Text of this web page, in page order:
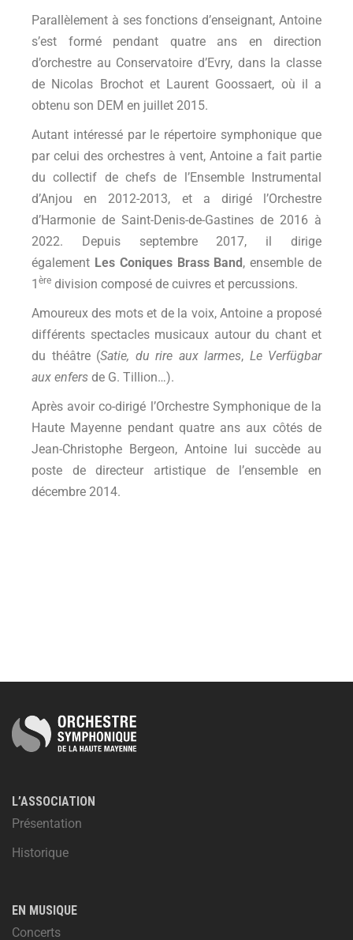
Parallèlement à ses fonctions d’enseignant, Antoine
s’est formé pendant quatre ans en direction
d’orchestre au Conservatoire d’Evry, dans la classe
de Nicolas Brochot et Laurent Goossaert, où il a
obtenu son DEM en juillet 2015.
Autant intéressé par le répertoire symphonique que
par celui des orchestres à vent, Antoine a fait partie
du collectif de chefs de l’Ensemble Instrumental
d’Anjou en 2012-2013, et a dirigé l’Orchestre
d’Harmonie de Saint-Denis-de-Gastines de 2016 à
2022. Depuis septembre 2017, il dirige
également Les Coniques Brass Band , ensemble de
1 ère division composé de cuivres et percussions.
Amoureux des mots et de la voix, Antoine a proposé
différents spectacles musicaux autour du chant et
du théâtre (Satie, du rire aux larmes, Le Verfügbar
aux enfers de G. Tillion…).
Après avoir co-dirigé l’Orchestre Symphonique de la
Haute Mayenne pendant quatre ans aux côtés de
Jean-Christophe Bergeon, Antoine lui succède au
poste de directeur artistique de l’ensemble en
décembre 2014.
L’ASSOCIATION
Présentation
Historique
EN MUSIQUE
Concerts